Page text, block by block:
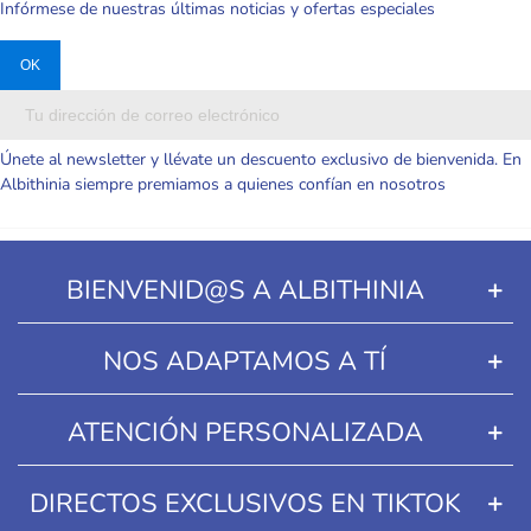
Infórmese de nuestras últimas noticias y ofertas especiales
Únete al newsletter y llévate un descuento exclusivo de bienvenida. En
Albithinia siempre premiamos a quienes confían en nosotros
BIENVENID@S A ALBITHINIA
NOS ADAPTAMOS A TÍ
ATENCIÓN PERSONALIZADA
DIRECTOS EXCLUSIVOS EN TIKTOK